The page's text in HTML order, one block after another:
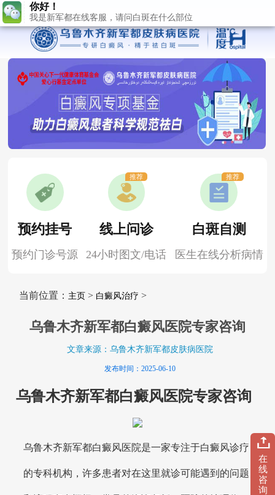
预约挂号
预约门诊号源
线上问诊
24小时图文/电话
推荐
白斑自测
医生在线分析病情
推荐
当前位置： 主页> 白癜风治疗 >
乌鲁木齐新军都白癜风医院专家咨询
文章来源：乌鲁木齐新军都皮肤病医院
发布时间：2025-06-10
乌鲁木齐新军都白癜风医院专家咨询
乌鲁木齐新军都白癜风医院是一家专注于白癜风诊疗
的专科机构，许多患者对在这里就诊可能遇到的问题
在
线
咨
询